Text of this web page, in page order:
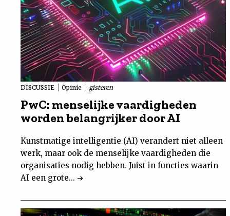
DISCUSSIE Opinie gisteren
PwC: menselijke vaardigheden
worden belangrijker door AI
Kunstmatige intelligentie (AI) verandert niet alleen
werk, maar ook de menselijke vaardigheden die
organisaties nodig hebben. Juist in functies waarin
AI een grote...